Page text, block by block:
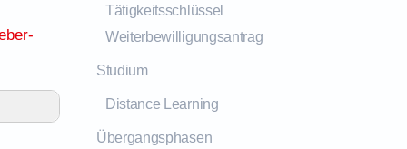
Tätigkeitsschlüssel
Weiterbewilligungsantrag
Studium
Distance Learning
Übergangsphasen